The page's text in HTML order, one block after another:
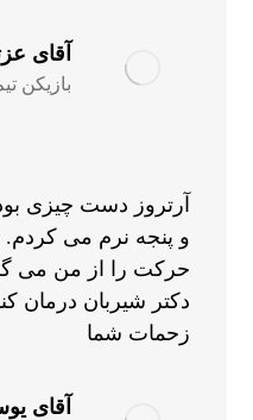
آقای
بازیکن
آرتروز دست چیزی
و پنجه نرم می کردم.
حرکت را از من می
دکتر شیربان درمان
زحمات شما
آقای